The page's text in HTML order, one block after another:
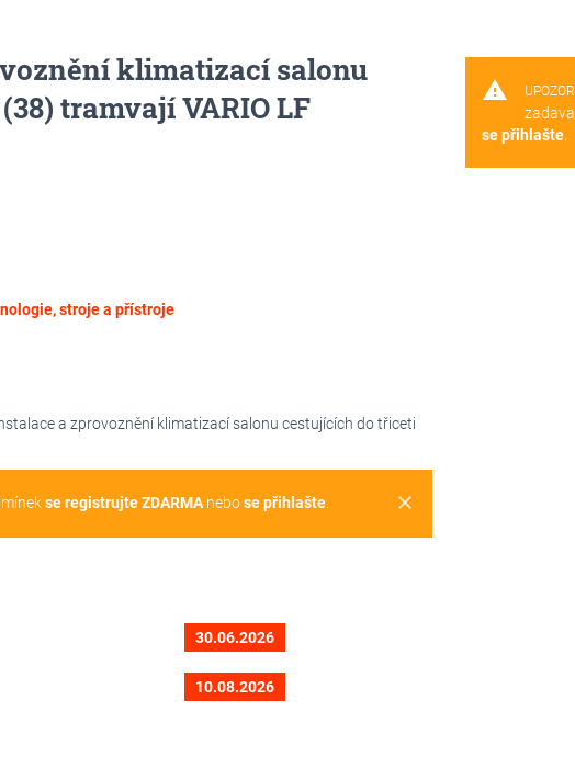
klimatizací salonu
tramvají VARIO LF
stroje a přístroje
a zprovoznění klimatizací salonu cestujících do třiceti
clear
se registrujte ZDARMAnebose přihlašte.
30.06.2026
10.08.2026
warning
se přihlašte.